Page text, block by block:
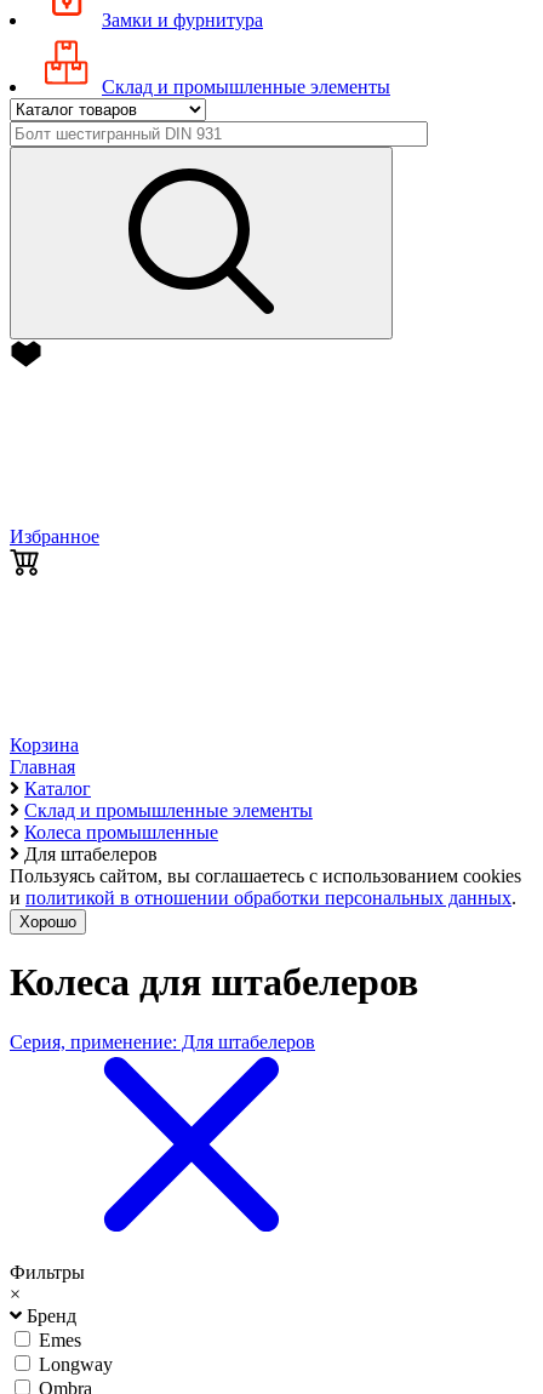
Замки и фурнитура
Склад и промышленные элементы
Избранное
Корзина
Главная
Каталог
Склад и промышленные элементы
Колеса промышленные
Для штабелеров
Пользуясь сайтом, вы соглашаетесь с использованием cookies
и политикой в отношении обработки персональных данных.
Хорошо
Колеса для штабелеров
Серия, применение: Для штабелеров
Фильтры
×
Бренд
Emes
Longway
Ombra